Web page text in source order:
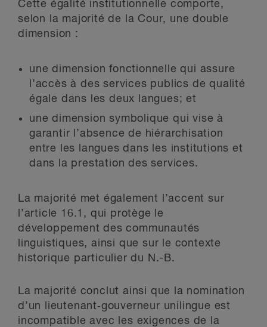
Cette égalité institutionnelle comporte,
selon la majorité de la Cour, une double
dimension :
une dimension fonctionnelle qui assure
l’accès à des services publics de qualité
égale dans les deux langues; et
une dimension symbolique qui vise à
garantir l’absence de hiérarchisation
entre les langues dans les institutions et
dans la prestation des services.
La majorité met également l’accent sur
l’article 16.1, qui protège le
développement des communautés
linguistiques, ainsi que sur le contexte
historique particulier du N.-B.
La majorité conclut ainsi que la nomination
d’un lieutenant‑gouverneur unilingue est
incompatible avec les exigences de la